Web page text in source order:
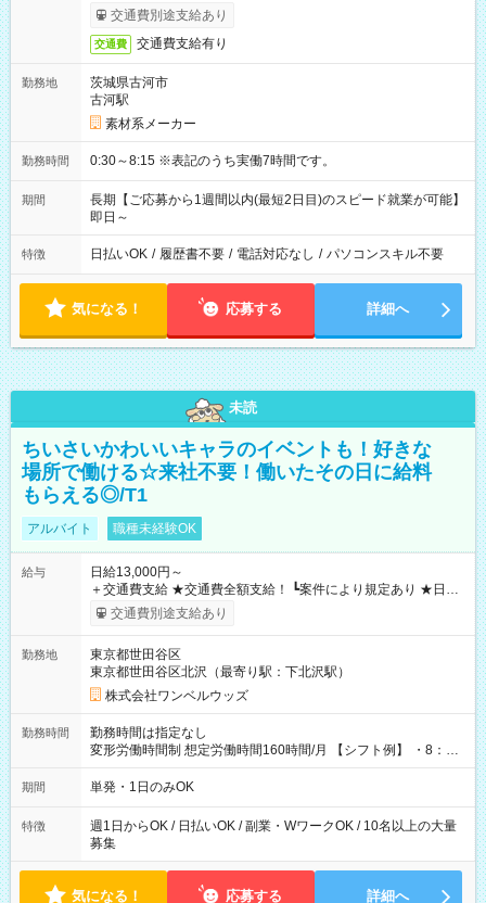
交通費別途支給あり
交通費 交通費支給有り
勤務地
茨城県古河市
古河駅
素材系メーカー
勤務時間 0:30～8:15 ※表記のうち実働7時間です。
期間
長期【ご応募から1週間以内(最短2日目)のスピード就業が可能】
即日～
特徴 日払いOK / 履歴書不要 / 電話対応なし / パソコンスキル不要
気になる！ 応募する 詳細へ
未読
ちいさいかわいいキャラのイベントも！好きな
場所で働ける☆来社不要！働いたその日に給料
もらえる◎/T1
アルバイト 職種未経験OK
給与
日給13,000円～
＋交通費支給 ★交通費全額支給！ ┗案件により規定あり ★日払
いOK！（規定あり） ┗働いたその日に現金GET♪ お仕事後はコ
ンビニATMから 日払い分を引き落とせます！ 【試用期間】試
交通費別途支給あり
勤務地
東京都世田谷区
東京都世田谷区北沢（最寄り駅：下北沢駅）
株式会社ワンベルウッズ
勤務時間
勤務時間は指定なし
変形労働時間制 想定労働時間160時間/月 【シフト例】 ・8：00
～21：00
期間 単発・1日のみOK
特徴
週1日からOK / 日払いOK / 副業・WワークOK / 10名以上の大量
募集
気になる！ 応募する 詳細へ